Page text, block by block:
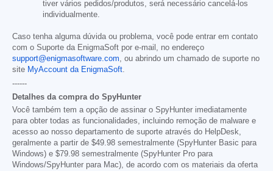
tiver vários pedidos/produtos, será necessário cancelá-los
individualmente.
Caso tenha alguma dúvida ou problema, você pode entrar em contato
com o Suporte da EnigmaSoft por e-mail, no endereço
support@enigmasoftware.com, ou abrindo um chamado de suporte no
site MyAccount da EnigmaSoft.
------
Detalhes da compra do SpyHunter
Você também tem a opção de assinar o SpyHunter imediatamente
para obter todas as funcionalidades, incluindo remoção de malware e
acesso ao nosso departamento de suporte através do HelpDesk,
geralmente a partir de $49.98 semestralmente (SpyHunter Basic para
Windows) e $79.98 semestralmente (SpyHunter Pro para
Windows/SpyHunter para Mac), de acordo com os materiais da oferta